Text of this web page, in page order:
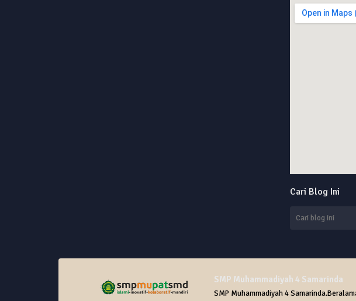
Cari Blog Ini
SMP Muhammadiyah 4 Samarinda
SMP Muhammadiyah 4